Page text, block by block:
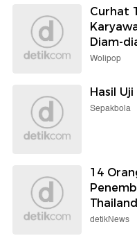
Curhat
Diam-
Wolipop
Hasil Uji
Sepakbola
14
detikNews